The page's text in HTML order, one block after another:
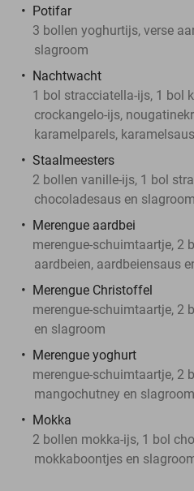
Potifar
3 bollen yoghurtijs, verse
slagroom
Nachtwacht
1 bol stracciatella-ijs, 1 bol
crockangelo-ijs,
karamelparels,
Staalmeesters
2 bollen vanille-ijs, 1 bol
chocoladesaus en slagroom
Merengue aardbei
merengue-schuimtaartje, 2
aardbeien, aardbeiensaus
Merengue Christoffel
merengue-schuimtaartje, 2
en slagroom
Merengue yoghurt
merengue-schuimtaartje, 2
mangochutney en slagroom
Mokka
2 bollen mokka-ijs, 1 bol
mokkaboontjes en